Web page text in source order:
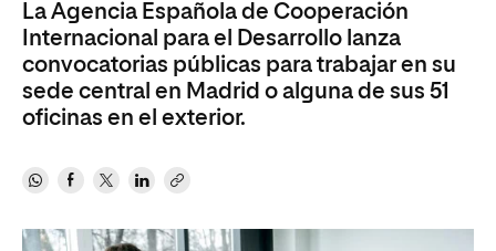
La Agencia Española de Cooperación
Internacional para el Desarrollo lanza
convocatorias públicas para trabajar en su
sede central en Madrid o alguna de sus 51
oficinas en el exterior.